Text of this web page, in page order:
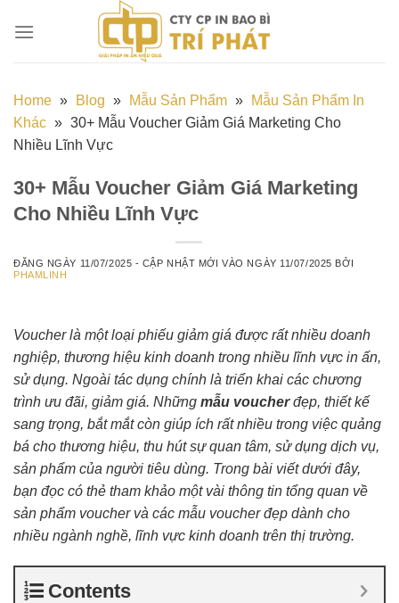
đến
Home » Blog » Mẫu Sản Phẩm »
Mẫu Sản Phẩm In
Khác » 30+ Mẫu Voucher Giảm Giá Marketing Cho
Nhiều Lĩnh Vực
30+ Mẫu Voucher Giảm Giá Marketing
Cho Nhiều Lĩnh Vực
ĐĂNG NGÀY 11/07/2025 - CẬP NHẬT MỚI VÀO NGÀY 11/07/2025 BỞI
PHAMLINH
Voucher là một loại phiếu giảm giá được rất nhiều doanh
nghiệp, thương hiệu kinh doanh trong nhiều lĩnh vực in ấn,
sử dụng. Ngoài tác dụng chính là triển khai các chương
trình ưu đãi, giảm giá. Những mẫu voucherđẹp, thiết kế
sang trọng, bắt mắt còn giúp ích rất nhiều trong việc quảng
bá cho thương hiệu, thu hút sự quan tâm, sử dụng dịch vụ,
sản phẩm của người tiêu dùng. Trong bài viết dưới đây,
bạn đọc có thẻ tham khảo một vài thông tin tổng quan về
sản phẩm voucher và các mẫu voucher đẹp dành cho
nhiều ngành nghề, lĩnh vực kinh doanh trên thị trường.
Contents